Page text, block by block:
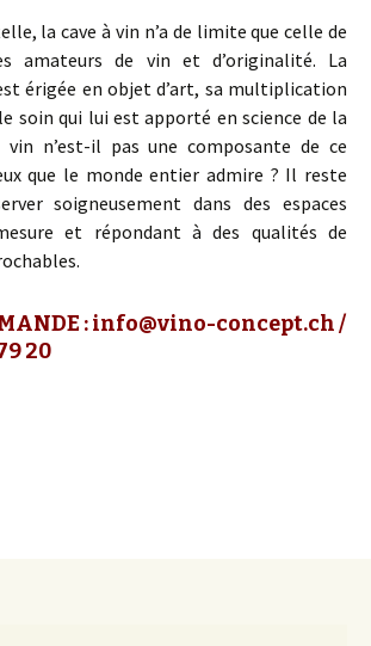
la cave à vin n’a de limite que celle de
amateurs de vin et d’originalité. La
érigée en objet d’art, sa multiplication
soin qui lui est apporté en science de la
vin n’est-il pas une composante de ce
que le monde entier admire ? Il reste
soigneusement dans des espaces
et répondant à des qualités de
:info@vino-concept.ch/
20